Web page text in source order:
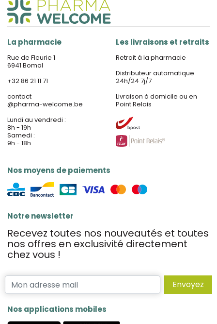
La pharmacie
Rue de Fleurie 1
6941 Bomal
+32 86 21 11 71
contact
@pharma-welcome.be
Lundi au vendredi :
8h - 19h
Samedi :
9h - 18h
Nos moyens de paiements
Les livraisons et retraits
Retrait à la pharmacie
Distributeur automatique
24h/24 7j/7
Livraison à domicile ou en
Point Relais
Notre newsletter
Recevez toutes nos nouveautés et toutes
nos offres en exclusivité directement
chez vous !
Envoyez
Nos applications mobiles